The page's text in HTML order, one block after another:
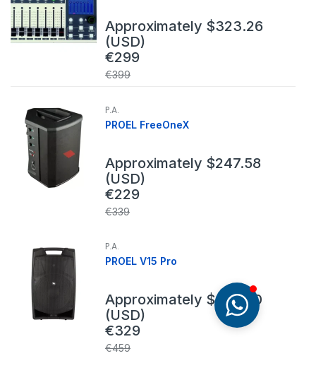
€399
€299
Approximately $323.26
(USD)
P.A.
PROEL FreeOneX
€339
€229
Approximately $247.58
(USD)
P.A.
PROEL V15 Pro
€459
€329
Approximately $355.70
(USD)